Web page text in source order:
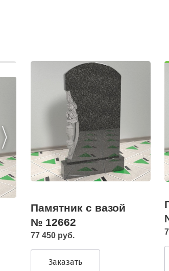
Памятник с вазой
№ 12662
77 450 руб.
Заказать